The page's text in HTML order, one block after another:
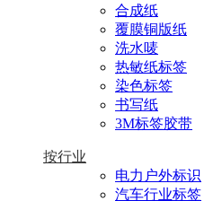
合成纸
覆膜铜版纸
洗水唛
热敏纸标签
染色标签
书写纸
3M标签胶带
按行业
电力户外标识
汽车行业标签